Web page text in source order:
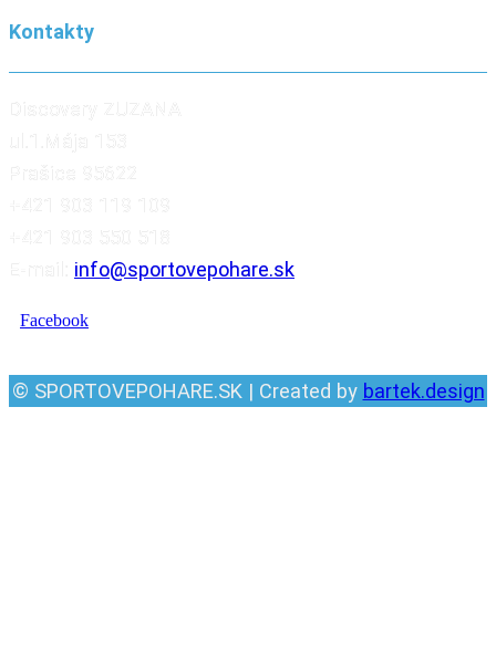
Kontakty
info@sportovepohare.sk
Facebook
© SPORTOVEPOHARE.SK | Created by bartek.design